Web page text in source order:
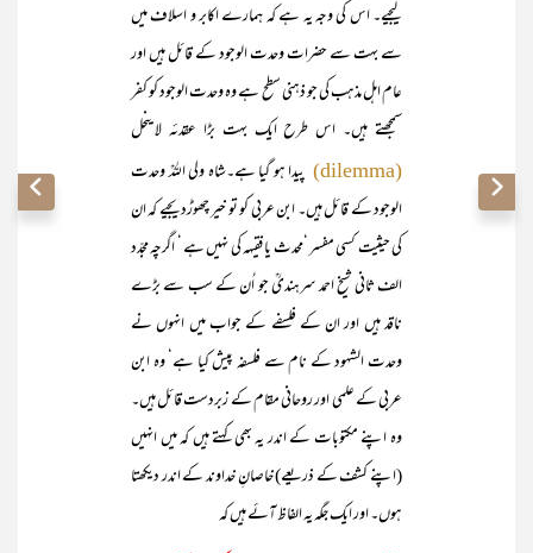
لیجیے۔ اس کی وجہ یہ ہے کہ ہمارے اکابر و اسلاف میں
سے بہت سے حضرات وحدت الوجود کے قائل ہیں اور
عام اہل مذہب کی جو ذہنی سطح ہے وہ وحدت الوجود کو کفر
سمجھتے ہیں۔ اس طرح ایک بہت بڑا عقدئہ لاینحل
(dilemma)
پیدا ہو گیا ہے۔شاہ ولی اللہؒ وحدت
الوجود کے قائل ہیں۔ ابن عربی کو تو خیر چھوڑدیجیے کہ ان
کی حیثیت کسی مفسر ‘محدث یا فقیہہ کی نہیں ہے ‘ اگرچہ مجدّد
الف ثانی شیخ احمد سرہندیؒ جو اُن کے سب سے بڑے
ناقد ہیں اور ان کے فلسفے کے جواب میں انہوں نے
وحدت الشہود کے نام سے فلسفہ پیش کیا ہے‘ وہ ابن
عربی کے علمی اور روحانی مقام کے زبردست قائل ہیں۔
وہ اپنے مکتوبات کے اندر یہ بھی کہتے ہیں کہ میں انہیں
(اپنے کشف کے ذریعے) خاصانِ خداوند کے اندر دیکھتا
ہوں۔ اور ایک جگہ یہ الفاظ آئے ہیں کہ